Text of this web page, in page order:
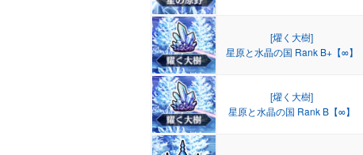
[燿く大樹]
星原と水晶の国 Rank B+【∞】
[燿く大樹]
星原と水晶の国 Rank B【∞】